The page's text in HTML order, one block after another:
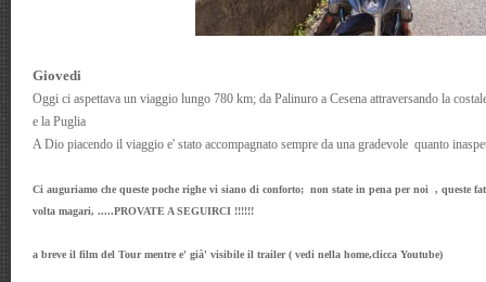
Giovedi
Oggi ci aspettava un viaggio lungo 780 km; da Palinuro a Cesena attraversando la
e la Puglia
A Dio piacendo il viaggio e' stato accompagnato sempre da una gradevole quanto
Ci auguriamo che queste poche righe vi siano di conforto; non state in pena per noi , queste
volta magari, .....PROVATE A SEGUIRCI !!!!!!
a breve il film del Tour mentre e' già' visibile il trailer ( vedi nella home,clicca Youtube)